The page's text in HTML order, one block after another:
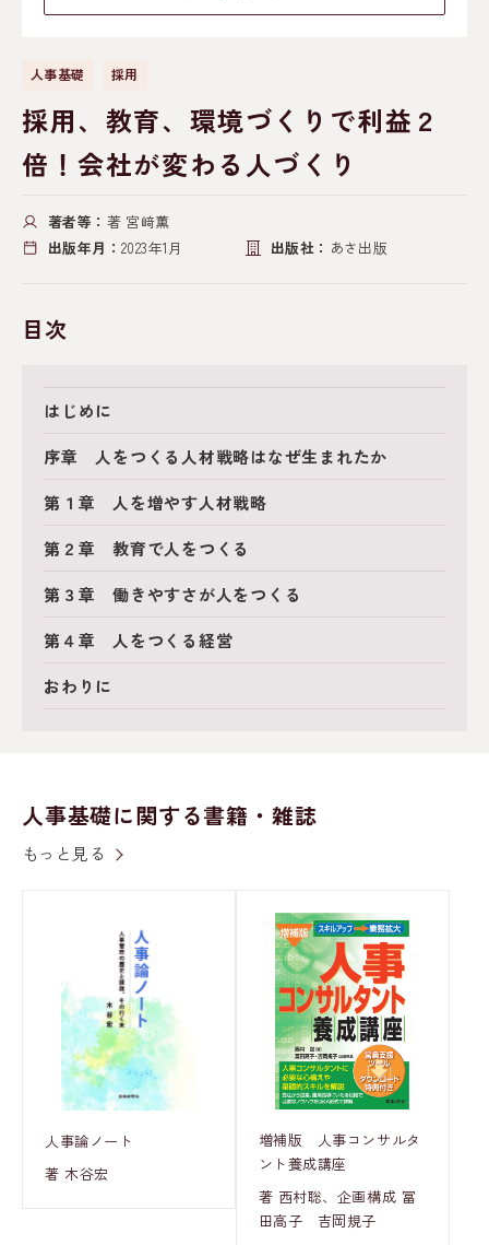
人事基礎 採用
採用、教育、環境づくりで利益２
倍！会社が変わる人づくり
著者等： 著 宮﨑薫
出版年月： 2023年1月 出版社： あさ出版
目次
はじめに
序章 人をつくる人材戦略はなぜ生まれたか
第１章 人を増やす人材戦略
第２章 教育で人をつくる
第３章 働きやすさが人をつくる
第４章 人をつくる経営
おわりに
人事基礎に関する書籍・雑誌
もっと見る
人事論ノート
著 木谷宏
増補版 人事コンサルタ
ント養成講座
著 西村聡、企画構成 冨
田高子 吉岡規子